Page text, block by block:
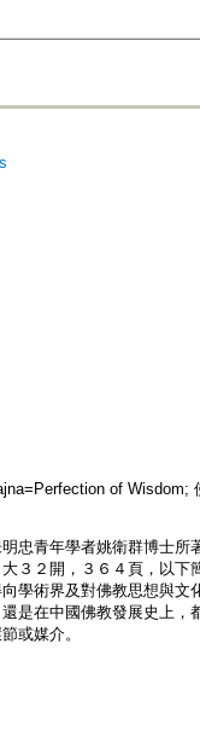
of
忠青年學者姚衛群博士所
３２開，３６４頁，以
學術界及對佛教思想與文
是在中國佛教發展史上，
或媒介。